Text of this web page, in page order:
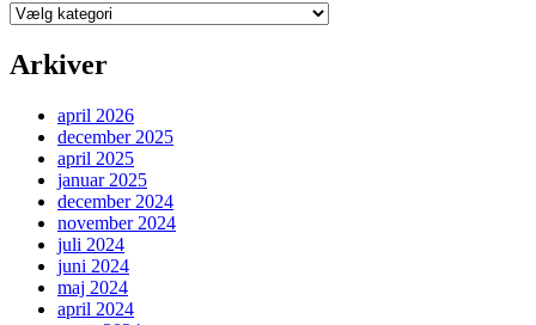
Kategorier
Arkiver
april 2026
december 2025
april 2025
januar 2025
december 2024
november 2024
juli 2024
juni 2024
maj 2024
april 2024